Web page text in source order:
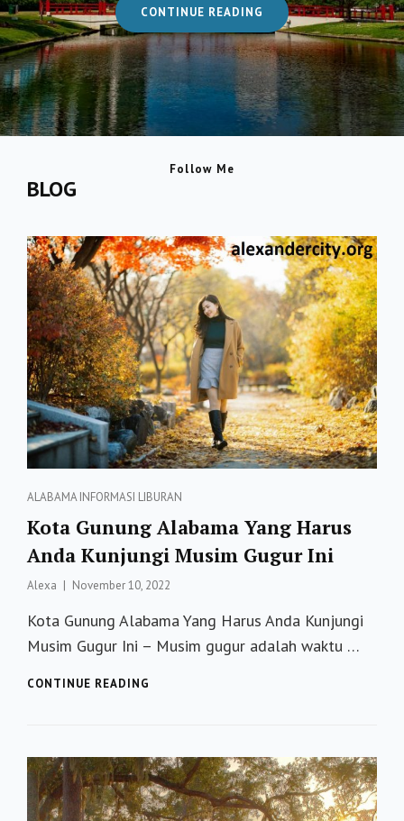
CONTINUE READING ALEXANDER
CITY
BLOG
Categories
ALABAMAINFORMASI LIBURAN
Kota Gunung Alabama Yang Harus
Anda Kunjungi Musim Gugur Ini
Alexa
Posted
November 10, 2022
Kota Gunung Alabama Yang Harus Anda Kunjungi
Musim Gugur Ini – Musim gugur adalah waktu …
CONTINUE READING
ANDA
KUNJUNGI
MUSIM
Follow Me